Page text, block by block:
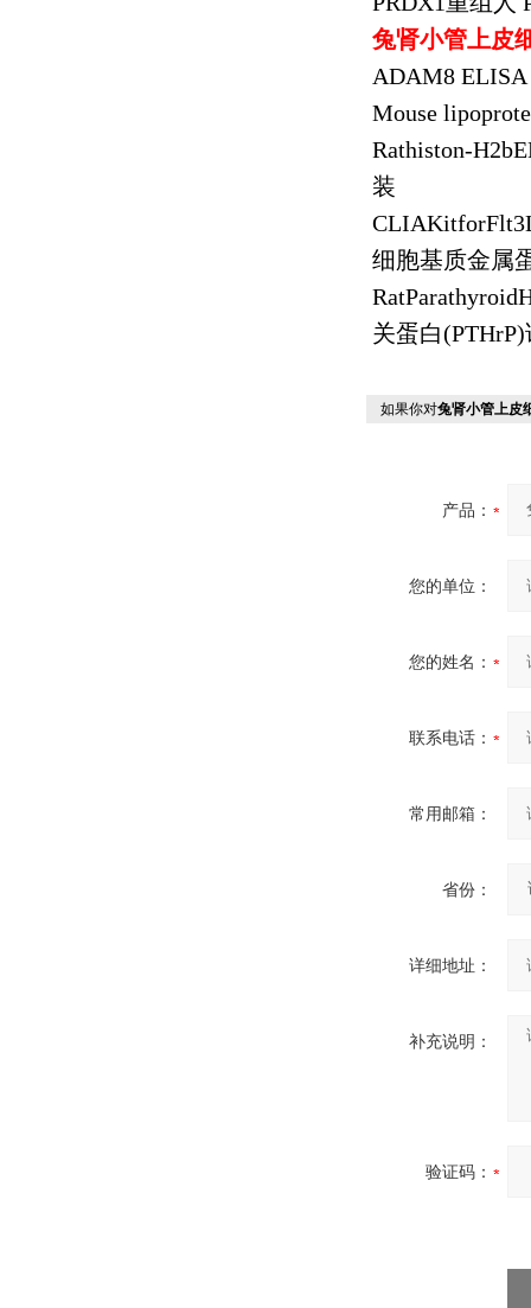
兔肾小管上皮
ADAM8
Mouse
Rathiston-
装
细胞基质金属
关蛋白(PTHrP)
如果你对兔肾小管上皮
产品：
您的单位：
您的姓名：
联系电话：
常用邮箱：
省份：
详细地址：
补充说明：
验证码：